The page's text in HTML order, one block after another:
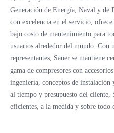
Generación de Energía, Naval y de
con excelencia en el servicio,
bajo costo de mantenimiento para
usuarios alrededor del mundo. Con
representantes, Sauer se mantiene
gama de compresores con
ingeniería, conceptos de instalación
al tiempo y presupuesto del cliente,
eficientes, a la medida y sobre todo